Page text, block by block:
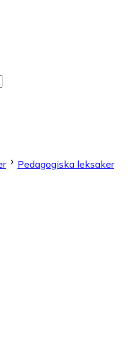
Pedagogiska leksaker